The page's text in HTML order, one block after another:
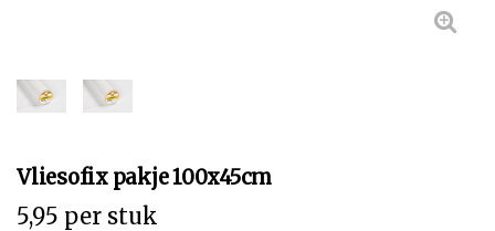
Vliesofix pakje 100x45cm
5,95 per stuk